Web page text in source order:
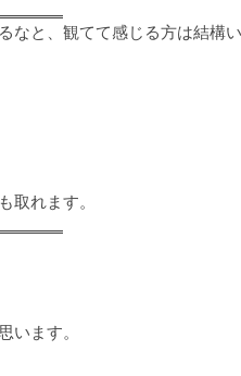
と、観てて感じる方は結構い
れます。
ます。